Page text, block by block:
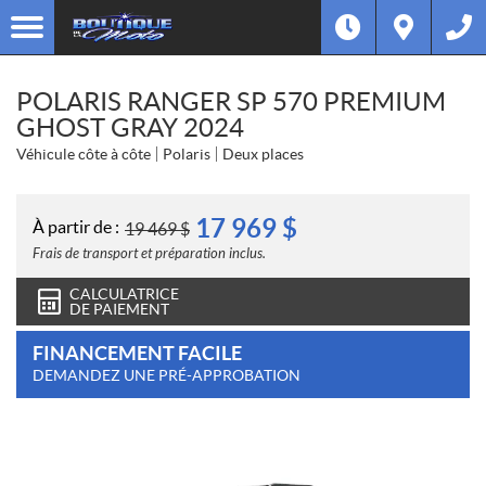
POLARIS RANGER SP 570 PREMIUM
GHOST GRAY 2024
Véhicule côte à côte Polaris Deux places
À partir de : 19 469$ 17 969 $
Frais de transport et préparation inclus.
CALCULATRICE
DE PAIEMENT
FINANCEMENT FACILE
DEMANDEZ UNE PRÉ-APPROBATION